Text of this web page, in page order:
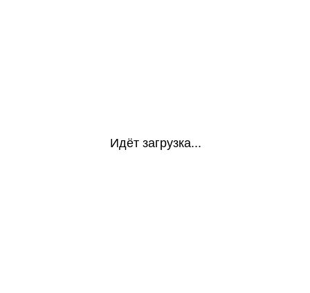
Идёт загрузка...